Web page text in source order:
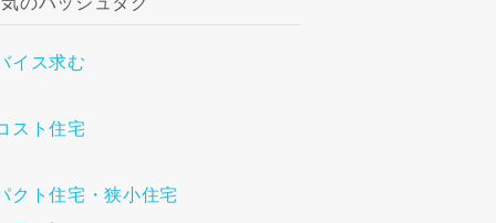
イス求む
スト住宅
クト住宅・狭小住宅